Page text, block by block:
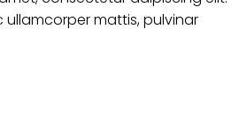
ullamcorper mattis, pulvinar